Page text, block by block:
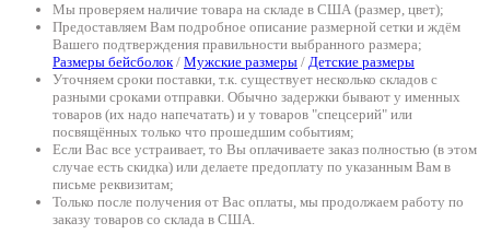
Мы проверяем наличие товара на складе в США (размер, цвет);
Предоставляем Вам подробное описание размерной сетки и ждём
Вашего подтверждения правильности выбранного размера;
Размеры бейсболок/ Мужские размеры / Детские размеры
Уточняем сроки поставки, т.к. существует несколько складов с
разными сроками отправки. Обычно задержки бывают у именных
товаров (их надо напечатать) и у товаров "спецсерий" или
посвящённых только что прошедшим событиям;
Если Вас все устраивает, то Вы оплачиваете заказ полностью (в этом
случае есть скидка) или делаете предоплату по указанным Вам в
письме реквизитам;
Только после получения от Вас оплаты, мы продолжаем работу по
заказу товаров со склада в США.